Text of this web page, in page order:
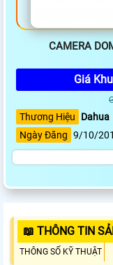
CAMERA
Giá
Thương Hiệu
Dahua
Ngày Đăng 9/10/
📖 THÔNG TIN
THÔNG SỐ KỸ THUẬT